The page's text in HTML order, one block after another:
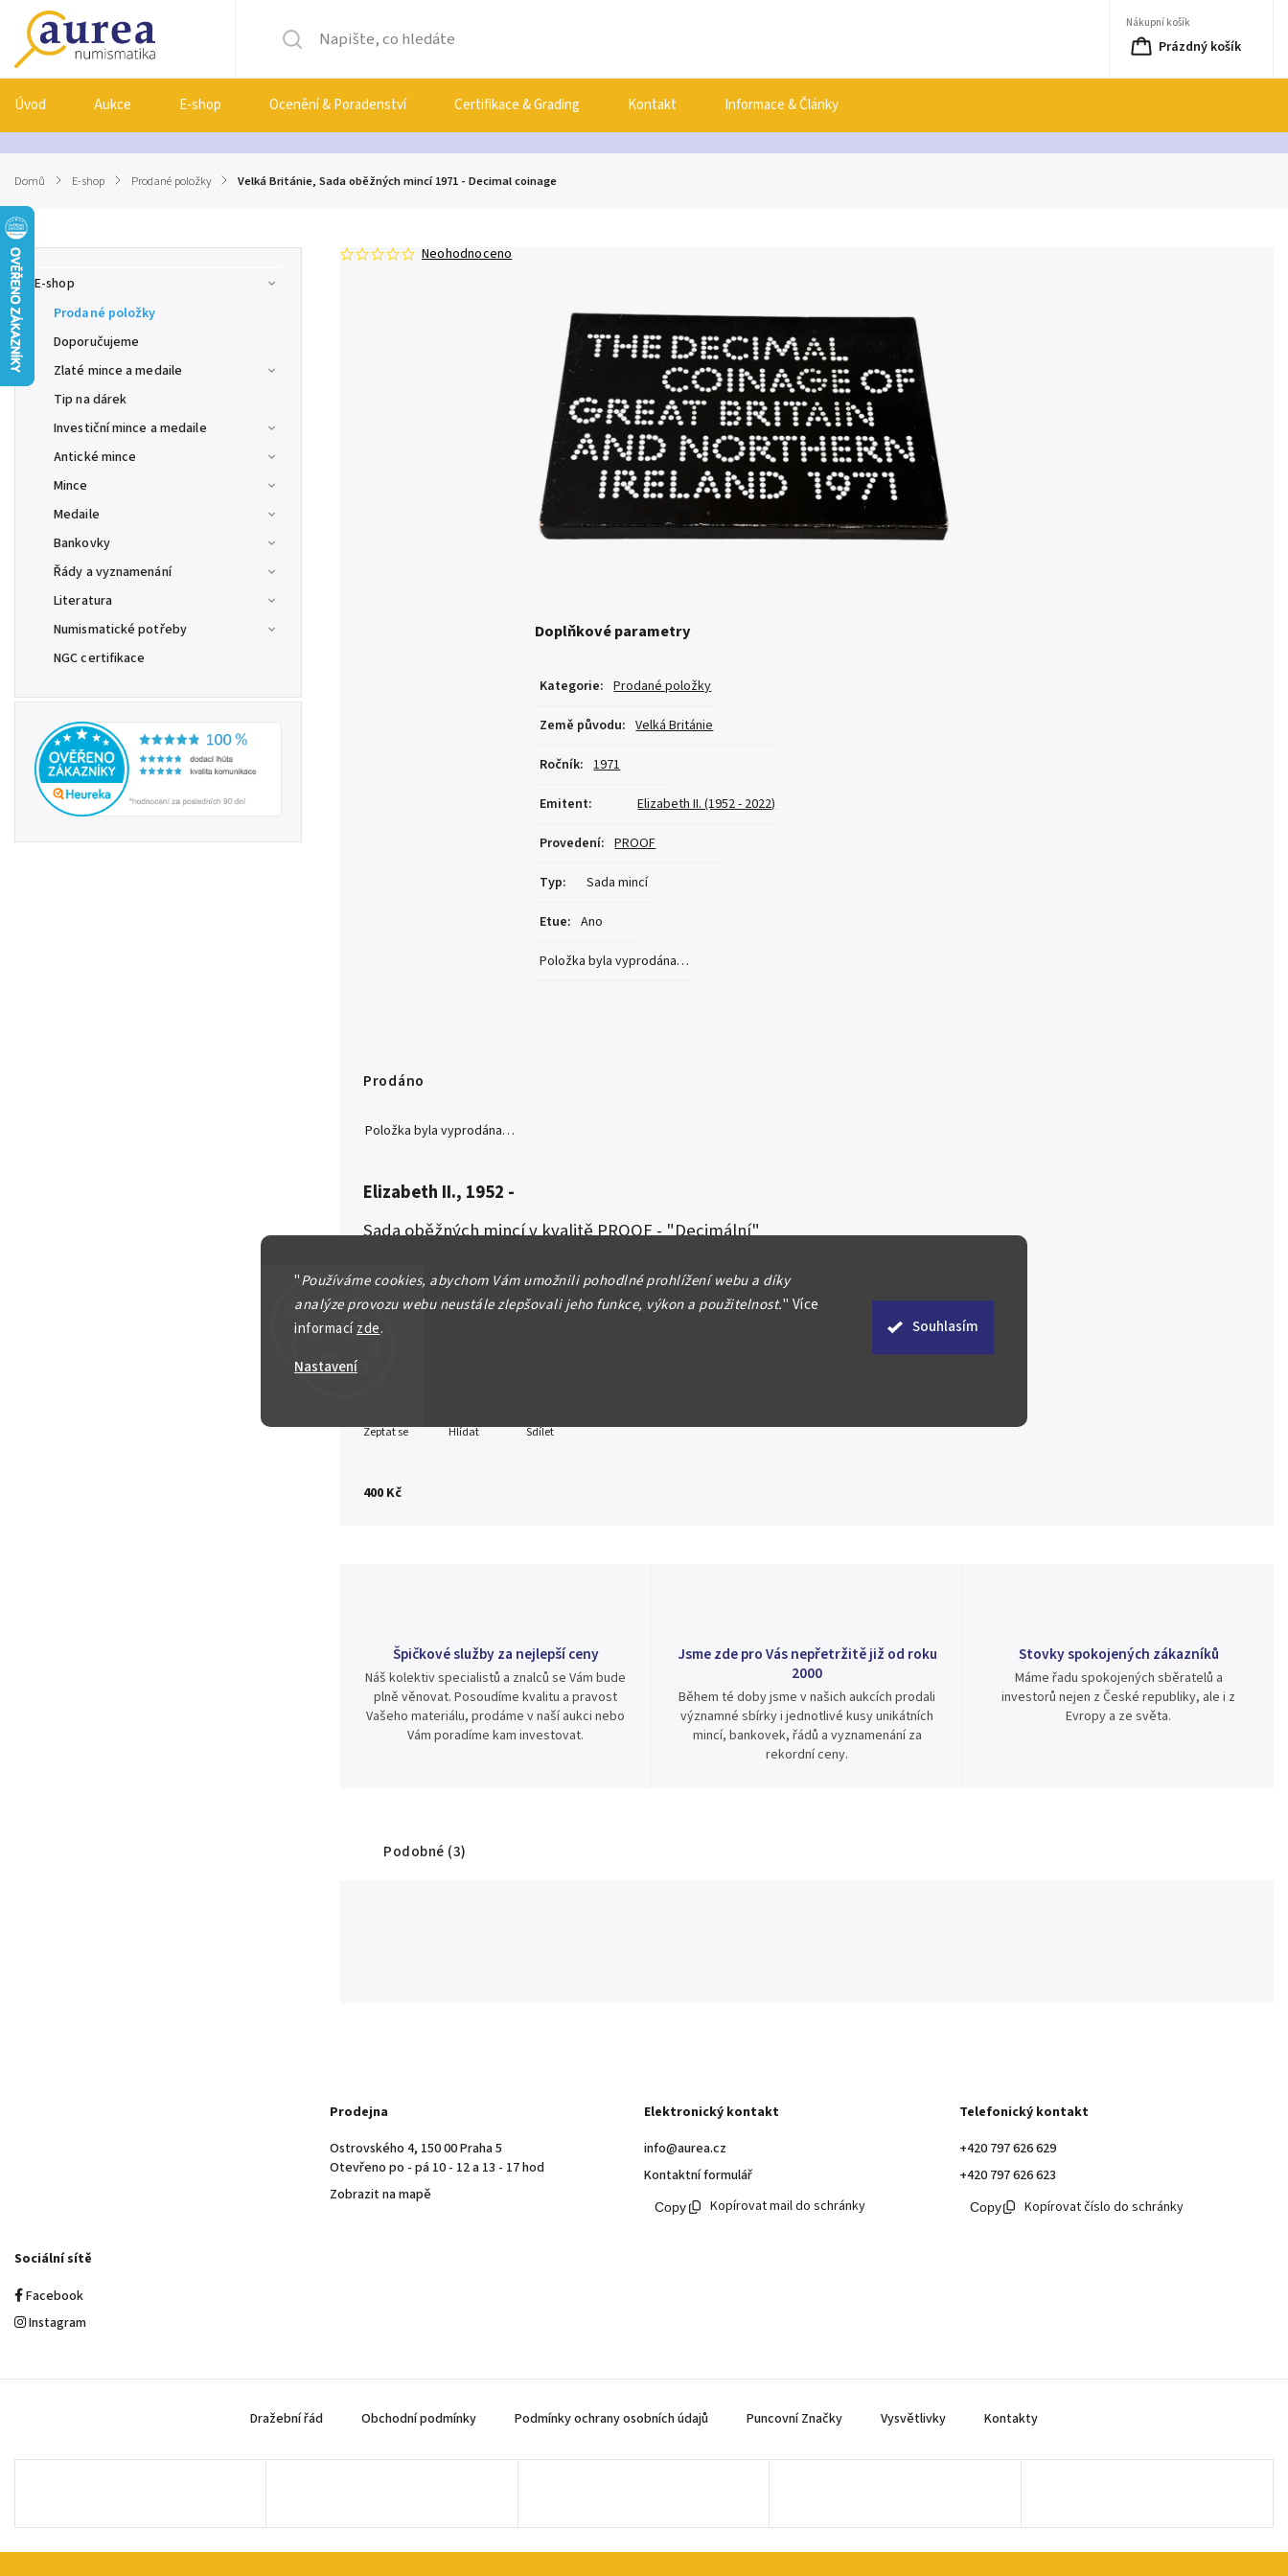
"Používáme cookies, abychom Vám umožnili pohodlné prohlížení webu a díky
analýze provozu webu neustále zlepšovali jeho funkce, výkon a použitelnost." Více
informacízde.
Nastavení
Souhlasím
Nákupní košík
Prázdný košík
Úvod Aukce E-shop Ocenění & Poradenství Certifikace & Grading Kontakt Informace & Články
Domů / E-shop / Prodané položky / Velká Británie, Sada oběžných mincí 1971 - Decimal coinage
E-shop
Prodané položky
Doporučujeme
Zlaté mince a medaile
Tip na dárek
Investiční mince a medaile
Antické mince
Mince
Medaile
Bankovky
Řády a vyznamenání
Literatura
Numismatické potřeby
NGC certifikace
Neohodnoceno
Doplňkové parametry
Kategorie: Prodané položky
Země původu: Velká Británie
Ročník: 1971
Emitent: Elizabeth II. (1952 - 2022)
Provedení: PROOF
Typ: Sada mincí
Etue: Ano
Položka byla vyprodána…
400 Kč
Prodáno
Položka byla vyprodána…
Elizabeth II., 1952 -
Sada oběžných mincí v kvalitě PROOF - "Decimální"
etue, celkem 7 ks
Detailní informace
Zeptat se Hlídat Sdílet
Špičkové služby za nejlepší ceny
Náš kolektiv specialistů a znalců se Vám bude
plně věnovat. Posoudíme kvalitu a pravost
Vašeho materiálu, prodáme v naší aukci nebo
Vám poradíme kam investovat.
Jsme zde pro Vás nepřetržitě již od roku
2000
Během té doby jsme v našich aukcích prodali
významné sbírky i jednotlivé kusy unikátních
mincí, bankovek, řádů a vyznamenání za
rekordní ceny.
Stovky spokojených zákazníků
Máme řadu spokojených sběratelů a
investorů nejen z České republiky, ale i z
Evropy a ze světa.
Podobné (3)
Prodejna
Ostrovského 4, 150 00 Praha 5
Otevřeno po - pá 10 - 12 a 13 - 17 hod
Zobrazit na mapě
Elektronický kontakt
info@aurea.cz
Kontaktní formulář
Kopírovat mail do schránky
Telefonický kontakt
+420 797 626 629
+420 797 626 623
Kopírovat číslo do schránky
Sociální sítě
Facebook
Instagram
Dražební řád Obchodní podmínky Podmínky ochrany osobních údajů Puncovní Značky Vysvětlivky Kontakty